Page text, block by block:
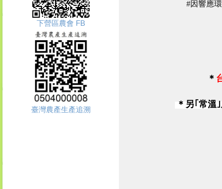
下營區農會 FB
臺灣農產生產追溯
#因響應
＊
＊ 另｢ 常溫